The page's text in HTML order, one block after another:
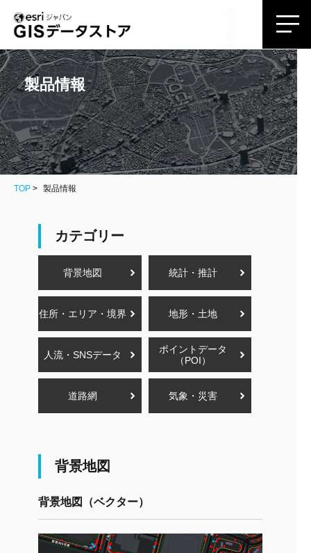
製品情報
TOP 製品情報
カテゴリー
背景地図 統計・推計
住所・エリア・境界 地形・土地
人流・SNSデータ
ポイントデータ
（POI）
道路網 気象・災害
背景地図
背景地図（ベクター）